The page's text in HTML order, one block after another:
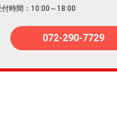
付時間：10:00～18:00
072-290-7729